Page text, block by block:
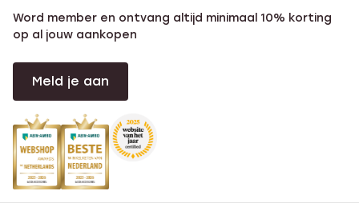
Word member en ontvang altijd minimaal 10% korting
op al jouw aankopen
Meld je aan